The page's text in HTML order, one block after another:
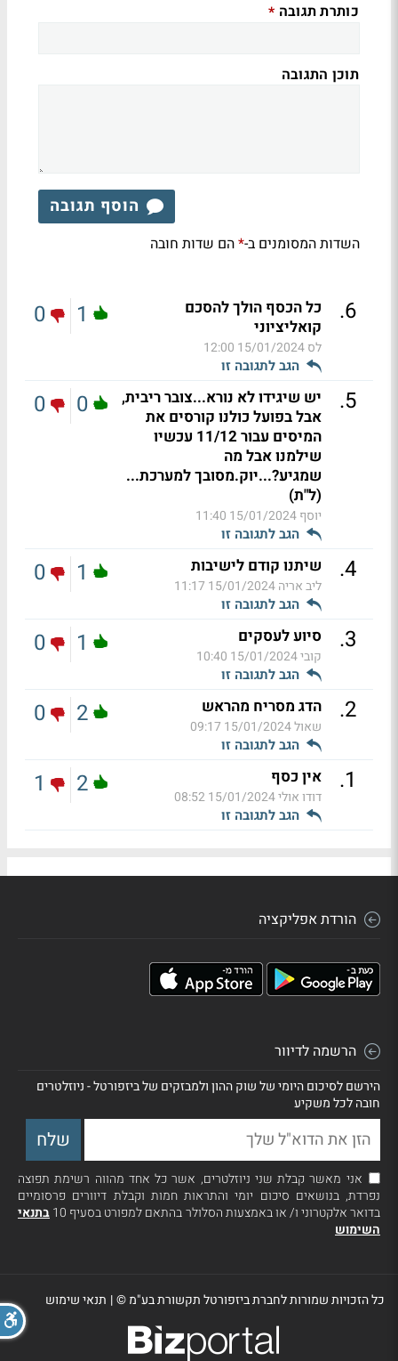
כותרת תגובה *
תוכן התגובה
הוסף תגובה
השדות המסומנים ב-*הם שדות חובה
6
.
כל הכסף הולך להסכם
קואליציוני
לס15/01/2024 12:00
הגב לתגובה זו
1
0
5
.
יש שיגידו לא נורא...צובר ריבית,
אבל בפועל כולנו קורסים את
המיסים עבור 11/12 עכשיו
שילמנו אבל מה
שמגיע?...יוק.מסובך למערכת...
(ל"ת)
יוסף15/01/2024 11:40
הגב לתגובה זו
0
0
4
. שיתנו קודם לישיבות
ליב אריה15/01/2024 11:17
הגב לתגובה זו
1
0
3
. סיוע לעסקים
קובי15/01/2024 10:40
הגב לתגובה זו
1
0
2
. הדג מסריח מהראש
שאול15/01/2024 09:17
הגב לתגובה זו
2
0
1
. אין כסף
דודו אולי15/01/2024 08:52
הגב לתגובה זו
2
1
הורדת אפליקציה
הרשמה לדיוור
הירשם לסיכום היומי של שוק ההון ולמבזקים של ביזפורטל - ניוזלטרים
חובה לכל משקיע
אני מאשר קבלת שני ניוזלטרים, אשר כל אחד מהווה רשימת תפוצה
נפרדת, בנושאים סיכום יומי והתראות חמות וקבלת דיוורים פרסומיים
בדואר אלקטרוני ו/ או באמצעות הסלולר בהתאם למפורט בסעיף 10
בתנאי
השימוש
כל הזכויות שמורות לחברת ביזפורטל תקשורת בע"מ ©| תנאי שימוש